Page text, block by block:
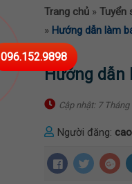
096.152.9898
Trang chủ » Tuyển
» Hướng dẫn làm
Hướng dẫn
Cập nhật: 7 Tháng
Người đăng: